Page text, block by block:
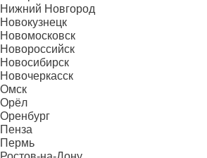
Нижний Новгород
Новокузнецк
Новомосковск
Новороссийск
Новосибирск
Новочеркасск
Омск
Орёл
Оренбург
Пенза
Пермь